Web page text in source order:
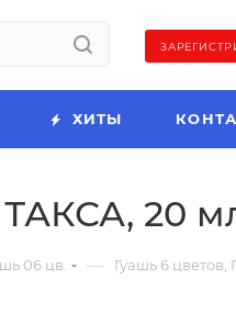
ХИТЫ
20
06 цв. — Гуашь 6